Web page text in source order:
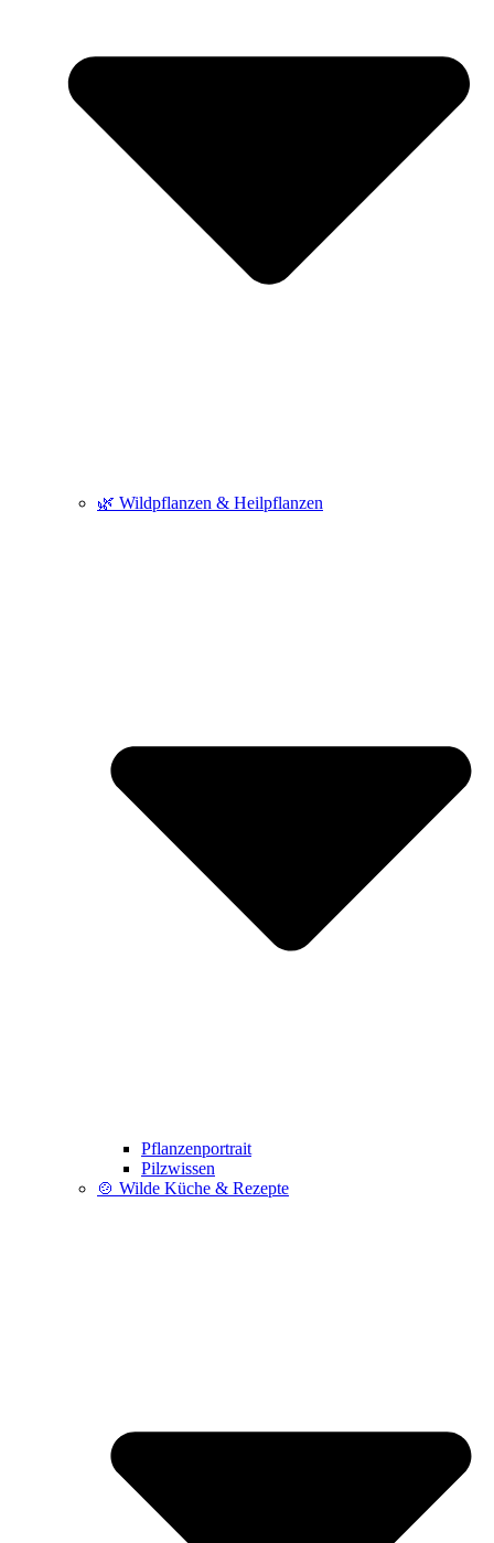
🌿 Wildpflanzen & Heilpflanzen
Pflanzenportrait
Pilzwissen
🍲 Wilde Küche & Rezepte